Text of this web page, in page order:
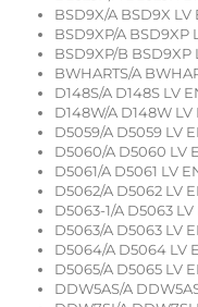
BSD9X/A BSD9X LV
BSD9XP/A BSD9XP
BSD9XP/B BSD9XP
BWHARTS/A
D148S/A D148S LV
D148W/A D148W LV
D5059/A D5059 LV
D5060/A D5060 LV
D5061/A D5061 LV
D5062/A D5062 LV
D5063-1/A D5063
D5063/A D5063 LV
D5064/A D5064 LV
D5065/A D5065 LV
DDW5AS/A